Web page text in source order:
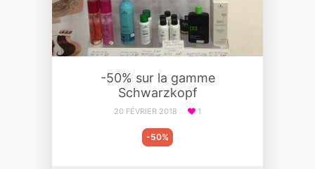
-50% sur la gamme
Schwarzkopf
20 FÉVRIER 2018 1
-50%